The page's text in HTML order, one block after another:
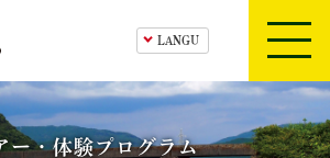
ー・体験プログラム